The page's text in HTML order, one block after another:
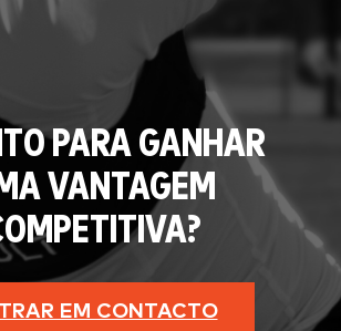
PARA GANHAR
VANTAGEM
EM CONTACTO